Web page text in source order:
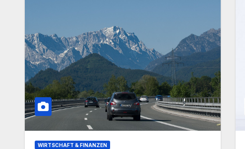
WIRTSCHAFT & FINANZEN